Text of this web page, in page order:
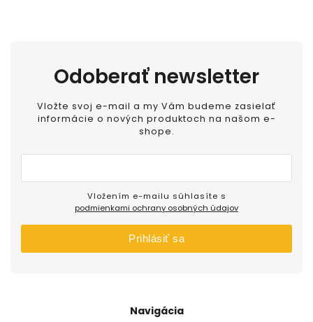
Navigácia
Odoberať newsletter
Vložte svoj e-mail a my Vám budeme zasielať
informácie o nových produktoch na našom e-
shope.
podmienkami ochrany osobných údajov
Prihlásiť sa